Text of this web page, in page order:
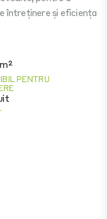
întreținere și eficiența
PENTRU